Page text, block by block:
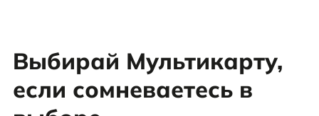
Выбирай Мультикарту,
если сомневаетесь в